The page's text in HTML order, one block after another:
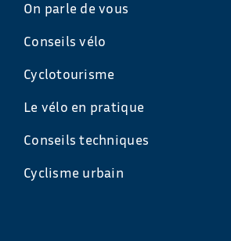
On parle de vous
Conseils vélo
Cyclotourisme
Le vélo en pratique
Conseils techniques
Cyclisme urbain